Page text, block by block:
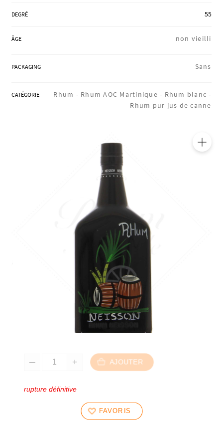
DEGRÉ 55
ÂGE non vieilli
PACKAGING Sans
CATÉGORIE Rhum - Rhum AOC Martinique - Rhum blanc -
Rhum pur jus de canne
AJOUTER
rupture définitive
FAVORIS